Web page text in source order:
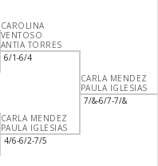
CAROLINA
VENTOSO
ANTIA TORRES
6/1-6/4
CARLA MENDEZ
PAULA IGLESIAS
4/6-6/2-7/5
CARLA MENDEZ
PAULA IGLESIAS
7/&-6/7-7/&